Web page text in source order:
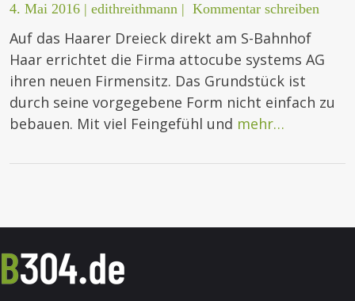
4. Mai 2016 | edithreithmann | Kommentar schreiben
Auf das Haarer Dreieck direkt am S-Bahnhof
Haar errichtet die Firma attocube systems AG
ihren neuen Firmensitz. Das Grundstück ist
durch seine vorgegebene Form nicht einfach zu
bebauen. Mit viel Feingefühl und mehr…